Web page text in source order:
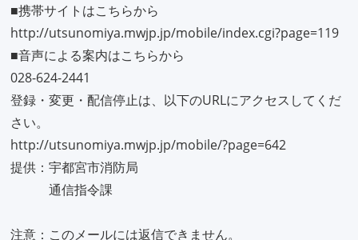
■携帯サイトはこちらから
http://utsunomiya.mwjp.jp/mobile/index.cgi?page=119
■音声による案内はこちらから
028-624-2441
登録・変更・配信停止は、以下のURLにアクセスしてくだ
さい。
http://utsunomiya.mwjp.jp/mobile/?page=642
提供：宇都宮市消防局
通信指令課
注意：このメールには返信できません。